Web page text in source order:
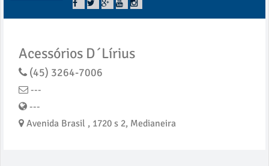
Acessórios D´Lírius
(45) 3264-7006
---
---
Avenida Brasil , 1720 s 2, Medianeira